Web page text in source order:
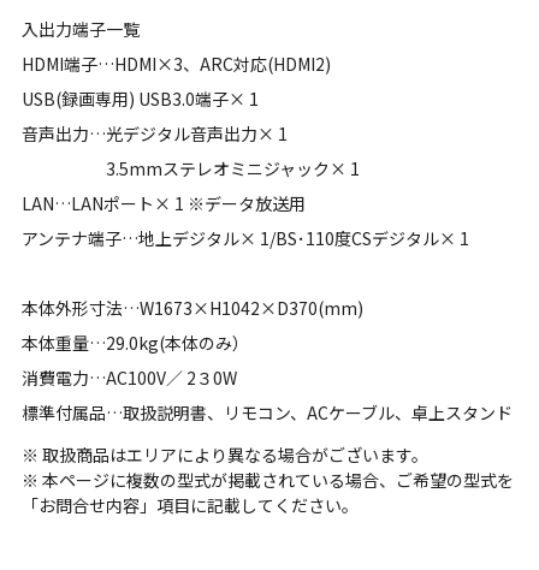
入出力端子一覧
HDMI端子…HDMI×3、ARC対応(HDMI2)
USB(録画専用) USB3.0端子× 1
音声出力…光デジタル音声出力× 1
3.5mmステレオミニジャック× 1
LAN…LANポート× 1 ※データ放送用
アンテナ端子…地上デジタル× 1/BS･110度CSデジタル× 1
本体外形寸法…W1673×H1042×D370(mm)
本体重量…29.0kg(本体のみ）
消費電力…AC100V／ 2３0W
標準付属品…取扱説明書、リモコン、ACケーブル、卓上スタンド
※ 取扱商品はエリアにより異なる場合がございます。
※ 本ページに複数の型式が掲載されている場合、ご希望の型式を
「お問合せ内容」項目に記載してください。